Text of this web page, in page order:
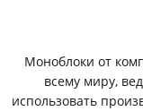
Моноблоки от
всему миру,
использовать